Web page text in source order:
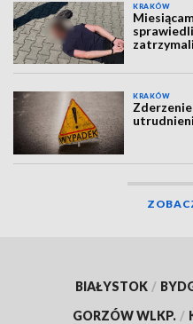
KRAKÓW
KRAKÓW
Zderzenie
BIAŁYSTOK /
GORZÓW WLKP. /